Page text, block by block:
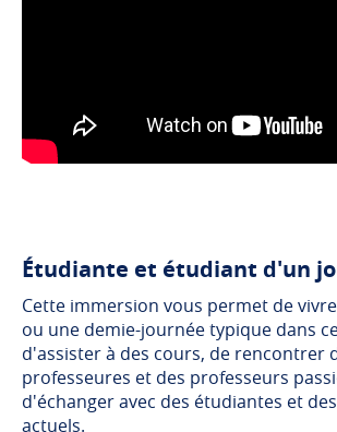
Étudiante et étudiant d'un
Cette immersion vous permet de
ou une demie-journée typique dans
d'assister à des cours, de rencontrer
professeures et des professeurs
d'échanger avec des étudiantes et
actuels.